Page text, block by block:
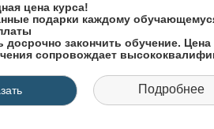
цена курса!
подарки каждому
досрочно закончить обучение. Цена
сопровождает
Подробнее